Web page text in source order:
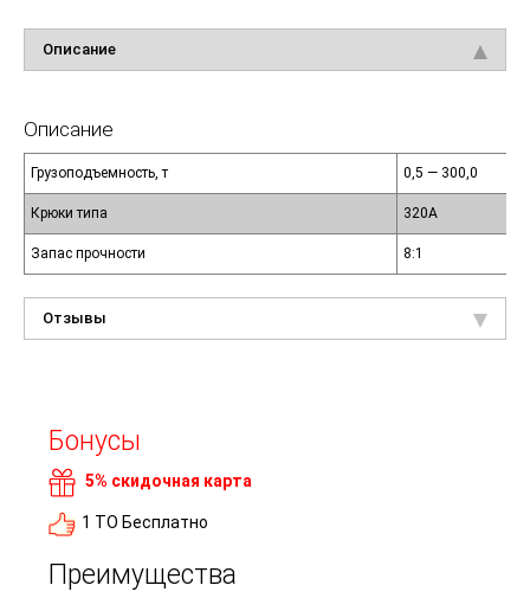
Описание
Описание
Грузоподъемность, т 0,5 — 300,0
Крюки типа 320А
Запас прочности 8:1
Отзывы
Бонусы
5% скидочная карта
1 ТО Бесплатно
Преимущества